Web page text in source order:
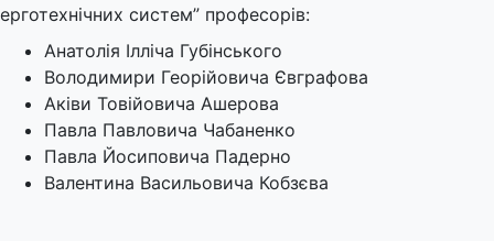
ерготехнічних систем” професорів:
Анатолія Ілліча Губінського
Володимири Георійовича Євграфова
Аківи Товійовича Ашерова
Павла Павловича Чабаненко
Павла Йосиповича Падерно
Валентина Васильовича Кобзєва